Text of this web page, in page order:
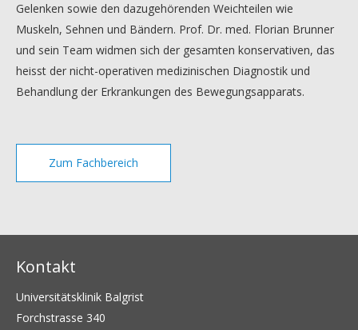
Gelenken sowie den dazugehörenden Weichteilen wie
Muskeln, Sehnen und Bändern. Prof. Dr. med. Florian Brunner
und sein Team widmen sich der gesamten konservativen, das
heisst der nicht-operativen medizinischen Diagnostik und
Behandlung der Erkrankungen des Bewegungsapparats.
Zum Fachbereich
Kontakt
Universitätsklinik Balgrist
Forchstrasse 340